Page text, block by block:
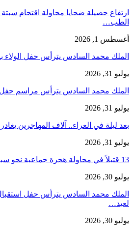
الطب…
أغسطس 1, 2026
الملك محمد السادس يترأس حفل الولاء
يوليو 31, 2026
الملك محمد السادس يترأس مراسم
يوليو 31, 2026
بعد ليلة في العراء.. آلاف المهاجرين
يوليو 31, 2026
13 قتيلاً في محاولة هجرة جماعية نحو سبتة المحتلة
يوليو 30, 2026
لعيد…
يوليو 30, 2026